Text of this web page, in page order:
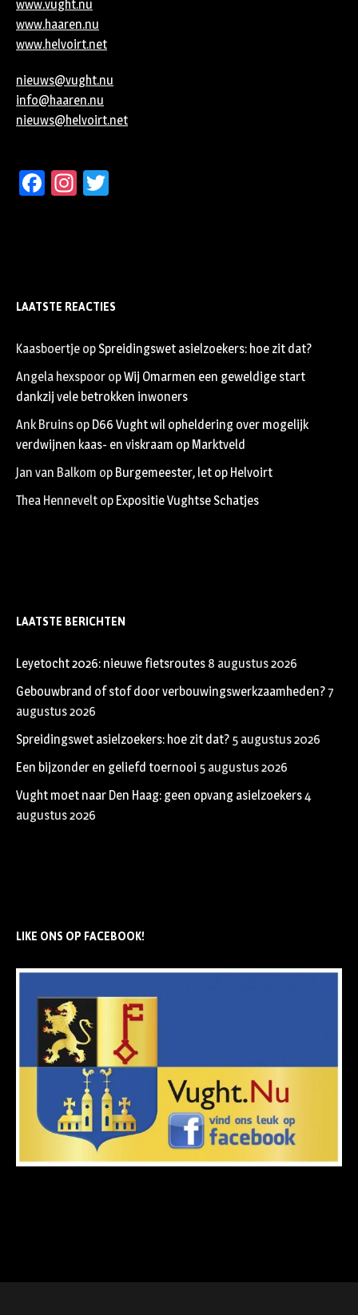
www.vught.nu
www.haaren.nu
www.helvoirt.net
nieuws@vught.nu
info@haaren.nu
nieuws@helvoirt.net
Facebook
Instagram
LAATSTE REACTIES
Kaasboertje op Spreidingswet asielzoekers: hoe zit dat?
Angela hexspoor opWij Omarmen een geweldige start
dankzij vele betrokken inwoners
Ank Bruins op D66 Vught wil opheldering over mogelijk
verdwijnen kaas- en viskraam op Marktveld
Jan van Balkom op Burgemeester, let op Helvoirt
Thea Hennevelt op Expositie Vughtse Schatjes
LAATSTE BERICHTEN
Leyetocht 2026: nieuwe fietsroutes 8 augustus 2026
Gebouwbrand of stof door verbouwingswerkzaamheden?7
augustus 2026
Spreidingswet asielzoekers: hoe zit dat? 5 augustus 2026
Een bijzonder en geliefd toernooi 5 augustus 2026
Vught moet naar Den Haag: geen opvang asielzoekers4
augustus 2026
LIKE ONS OP FACEBOOK!